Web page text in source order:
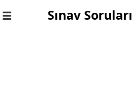
Toggle
Sınav Soruları